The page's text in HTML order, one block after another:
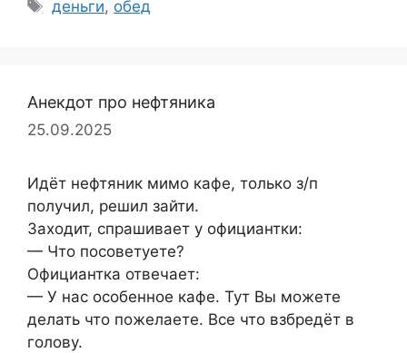
деньги, обед
Анекдот про нефтяника
25.09.2025
Идёт нефтяник мимо кафе, только з/п
получил, решил зайти.
Заходит, спрашивает у официантки:
— Что посоветуете?
Официантка отвечает:
— У нас особенное кафе. Тут Вы можете
делать что пожелаете. Все что взбредёт в
голову.